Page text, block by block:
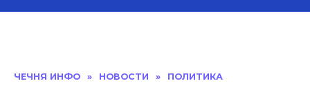
ЧЕЧНЯ ИНФО » НОВОСТИ » ПОЛИТИКА